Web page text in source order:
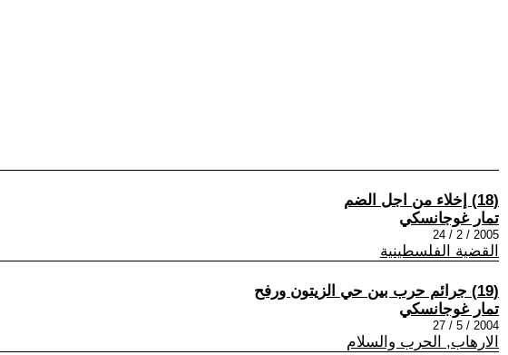
(18) إخلاء من اجل الضم
تمار غوجانسكي
2005 / 2 / 24
القضية الفلسطينية
(19) جرائم حرب بين حي الزيتون ورفح
تمار غوجانسكي
2004 / 5 / 27
الارهاب, الحرب والسلام